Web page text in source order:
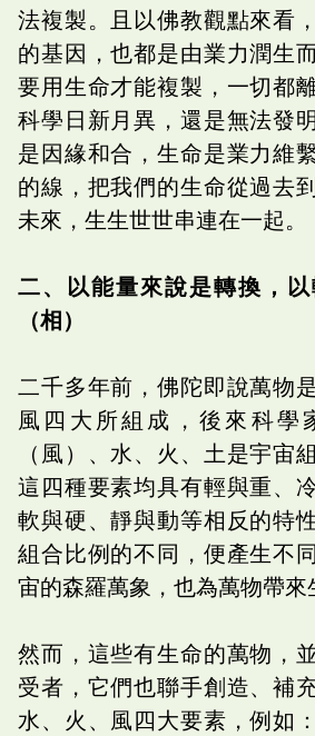
法複製。且以佛教觀點來看
的基因，也都是由業力潤生
要用生命才能複製，一切都
科學日新月異，還是無法發
是因緣和合，生命是業力維
的線，把我們的生命從過去
未來，生生世世串連在一起。
二、以能量來說是轉換，
（相）
二千多年前，佛陀即說萬物
風四大所組成，後來科學
（風）、水、火、土是宇宙
這四種要素均具有輕與重、
軟與硬、靜與動等相反的特
組合比例的不同，便產生不
宙的森羅萬象，也為萬物帶來
然而，這些有生命的萬物，
受者，它們也聯手創造、補
水、火、風四大要素，例如